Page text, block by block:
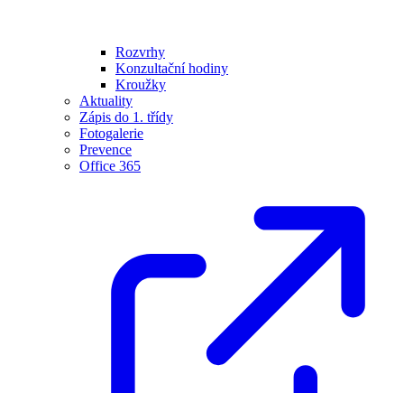
Rozvrhy
Konzultační hodiny
Kroužky
Aktuality
Zápis do 1. třídy
Fotogalerie
Prevence
Office 365